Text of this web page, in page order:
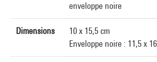
enveloppe noire
Dimensions
10 x 15,5 cm
Enveloppe noire : 11,5 x